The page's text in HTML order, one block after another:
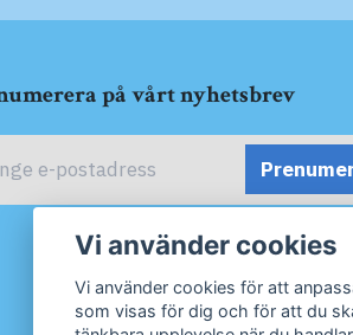
på vårt nyhetsbrev
Vi använder cookies
Vi använder cookies för att
som visas för dig och för att du